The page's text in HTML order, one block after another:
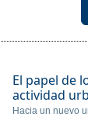
El papel de
actividad
Hacia un nuevo